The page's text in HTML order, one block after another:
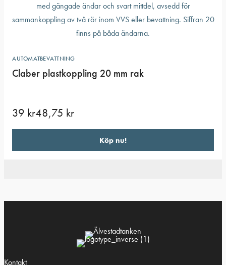
AUTOMATBEVATTNING
Claber plastkoppling 20 mm rak
39 kr48,75 kr
Köp nu!
Kontakt